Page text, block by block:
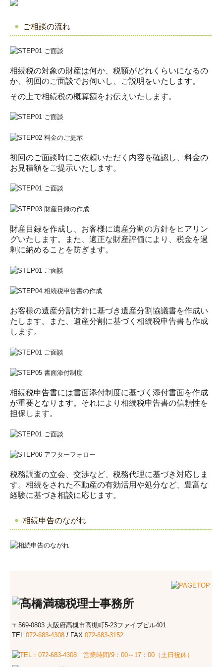
ご相談の流れ
相続税の対象の財産は何か、税額がどれくらいになるの
か、初回のご面談でお伺いし、ご説明をいたします。
その上で相続税の概算額をお伝えいたします。
初回のご面談時にご依頼いただく内容を確認し、料金の
お見積額をご提示いたします。
財産目録を作成し、お客様に遺産分割の方針をヒアリン
グいたします。また、適正な財産評価により、税金を過
剰に納めることを防ぎます。
お客様の遺産分割方針に基づき遺産分割協議書を作成い
たします。また、遺産分割に基づく相続税申告書も作成
します。
相続税申告書には書面添付制度に基づく添付書面を作成
が重要となります。それにより相続税申告書の信頼性を
担保します。
税務調査の立会、交渉など、税務代理に基づき対応しま
す。相続をされた不動産の有効活用や処分など、豊富な
経験に基づき相談に応じます。
相続申告のながれ
〒569-0803 大阪府高槻市高槻町5-23ファイブビル401
TEL072-683-4308 / FAX072-683-3152